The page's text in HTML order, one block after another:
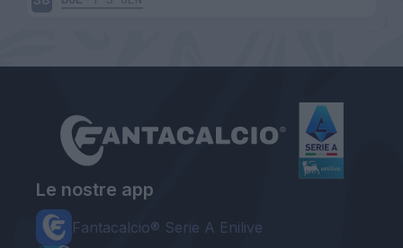
Le nostre app
Fantacalcio® Serie A Enilive